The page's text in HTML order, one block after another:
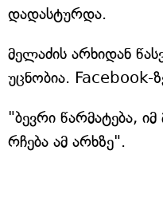
დადასტურდა.
მელაძის არხიდან
უცნობია. Facebook-
"ბევრი წარმატება,
რჩება ამ არხზე".